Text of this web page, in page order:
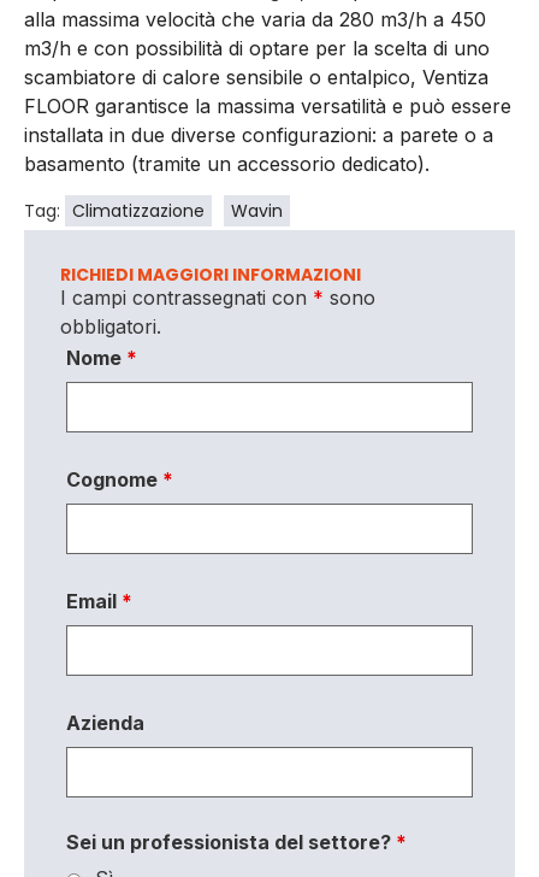
alla massima velocità che varia da 280 m3/h a 450
m3/h e con possibilità di optare per la scelta di uno
scambiatore di calore sensibile o entalpico, Ventiza
FLOOR garantisce la massima versatilità e può essere
installata in due diverse configurazioni: a parete o a
basamento (tramite un accessorio dedicato).
Tag: Climatizzazione Wavin
RICHIEDI MAGGIORI INFORMAZIONI
I campi contrassegnati con * sono
obbligatori.
Nome *
Cognome *
Email *
Azienda
Sei un professionista del settore? *